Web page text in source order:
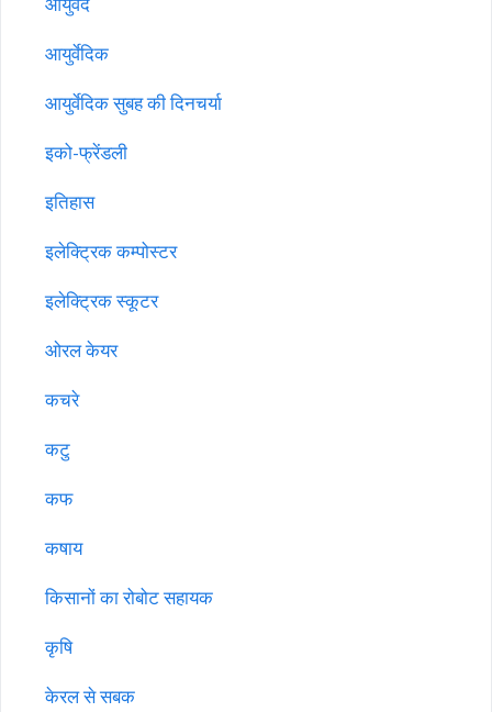
आयुर्वेदिक
आयुर्वेदिक सुबह की दिनचर्या
इको-फ्रेंडली
इतिहास
इलेक्ट्रिक कम्पोस्टर
इलेक्ट्रिक स्कूटर
ओरल केयर
कचरे
कटु
कफ
कषाय
किसानों का रोबोट सहायक
कृषि
केरल से सबक